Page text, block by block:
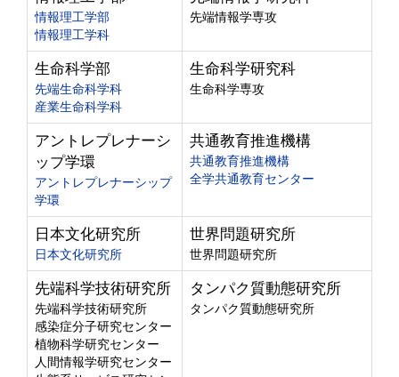
情報理工学部
情報理工学科
先端情報学専攻
生命科学部
先端生命科学科
産業生命科学科
生命科学研究科
生命科学専攻
アントレプレナーシ
ップ学環
アントレプレナーシップ
学環
共通教育推進機構
共通教育推進機構
全学共通教育センター
日本文化研究所
日本文化研究所
世界問題研究所
世界問題研究所
先端科学技術研究所
先端科学技術研究所
感染症分子研究センター
植物科学研究センター
人間情報学研究センター
タンパク質動態研究所
タンパク質動態研究所